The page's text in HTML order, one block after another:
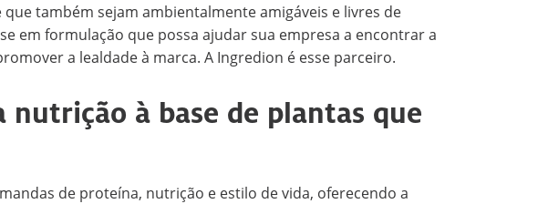
também sejam ambientalmente amigáveis e livres de
em formulação que possa ajudar sua empresa a encontrar a
a lealdade à marca. A Ingredion é esse parceiro.
nutrição à base de plantas que
de proteína, nutrição e estilo de vida, oferecendo a